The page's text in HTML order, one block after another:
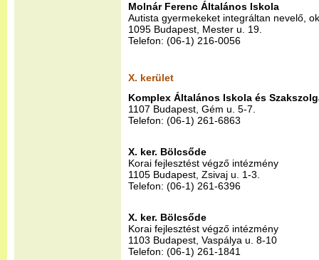
Molnár Ferenc Általános Iskola
Autista gyermekeket integráltan nevelő,
1095 Budapest, Mester u. 19.
Telefon: (06-1) 216-0056
X. kerület
Komplex Általános Iskola és
1107 Budapest, Gém u. 5-7.
Telefon: (06-1) 261-6863
X. ker. Bölcsőde
Korai fejlesztést végző intézmény
1105 Budapest, Zsivaj u. 1-3.
Telefon: (06-1) 261-6396
X. ker. Bölcsőde
Korai fejlesztést végző intézmény
1103 Budapest, Vaspálya u. 8-10
Telefon: (06-1) 261-1841